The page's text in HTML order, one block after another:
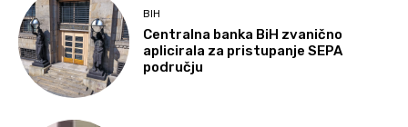
BIH
Centralna banka BiH zvanično
aplicirala za pristupanje SEPA
području